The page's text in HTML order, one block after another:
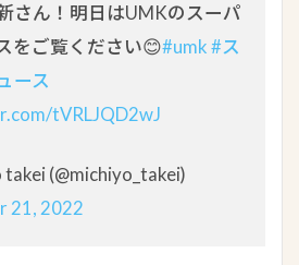
さん！明日はUMKのスーパ
をご覧ください😊#umk#ス
ース
tVRLJQD2wJ
(@michiyo_takei)
21, 2022